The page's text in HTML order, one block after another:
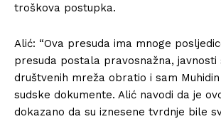
troškova postupka.
​Alić: “Ova presuda ima mnoge
presuda postala pravosnažna, javnosti
društvenih mreža obratio i sam
sudske dokumente. Alić navodi da je
dokazano da su iznesene tvrdnje bile